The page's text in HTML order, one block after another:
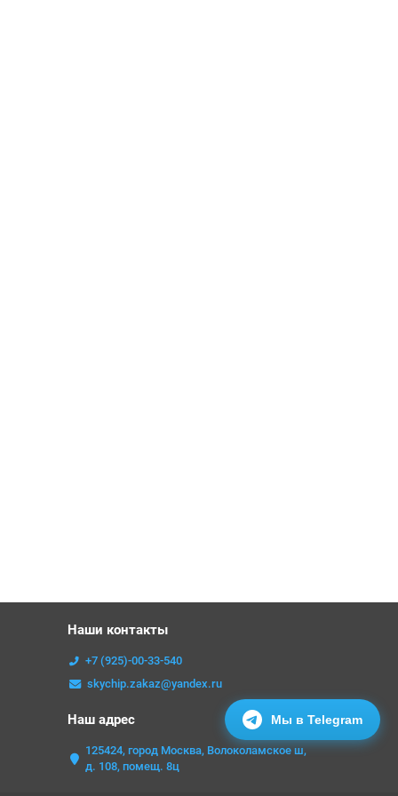
Мы в Telegram
Наши контакты
+7 (925)-00-33-540
skychip.zakaz@yandex.ru
Наш адрес
125424, город Москва, Волоколамское ш,
д. 108, помещ. 8ц